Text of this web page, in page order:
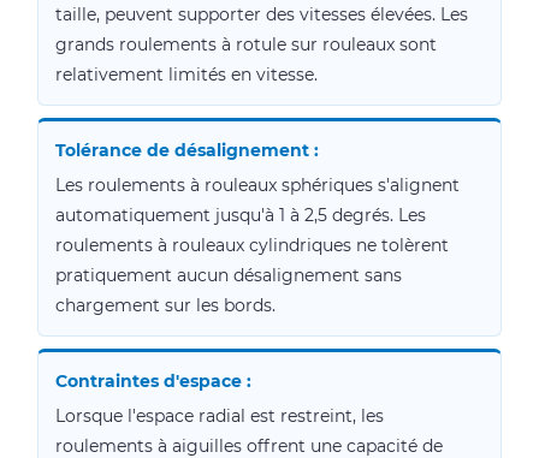
taille, peuvent supporter des vitesses élevées. Les
grands roulements à rotule sur rouleaux sont
relativement limités en vitesse.
Tolérance de désalignement :
Les roulements à rouleaux sphériques s'alignent
automatiquement jusqu'à 1 à 2,5 degrés. Les
roulements à rouleaux cylindriques ne tolèrent
pratiquement aucun désalignement sans
chargement sur les bords.
Contraintes d'espace :
Lorsque l'espace radial est restreint, les
roulements à aiguilles offrent une capacité de